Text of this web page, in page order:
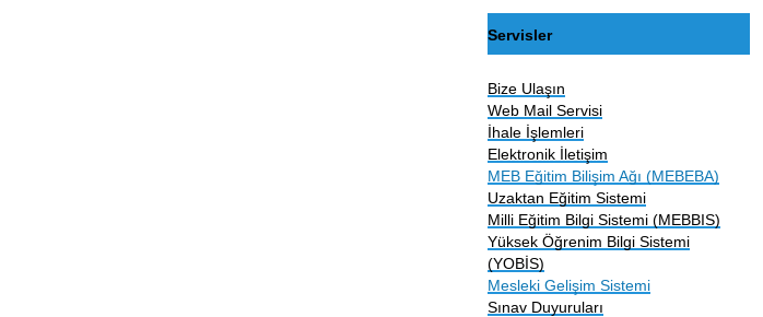
Servisler
Bize Ulaşın
Web Mail Servisi
İhale İşlemleri
Elektronik İletişim
MEB Eğitim Bilişim Ağı (MEBEBA)
Uzaktan Eğitim Sistemi
Milli Eğitim Bilgi Sistemi (MEBBIS)
Yüksek Öğrenim Bilgi Sistemi
(YOBİS)
Mesleki Gelişim Sistemi
Sınav Duyuruları